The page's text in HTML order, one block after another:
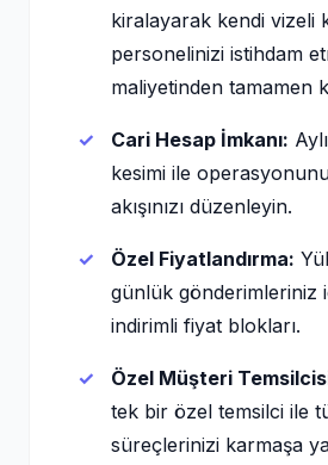
kiralayarak kendi vizeli
personelinizi istihdam
maliyetinden tamamen
Cari Hesap İmkanı:
kesimi ile
akışınızı düzenleyin.
Özel Fiyatlandırma:
günlük gönderimleriniz
indirimli fiyat blokları.
Özel Müşteri
tek bir özel temsilci ile
süreçlerinizi karmaşa